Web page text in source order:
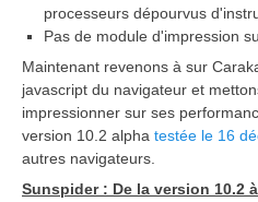
processeurs dépourvus
Pas de module d'impression
Maintenant revenons à sur
javascript du navigateur et
impressionner sur ses
version 10.2 alpha testée le 16
autres navigateurs.
Sunspider : De la version 10.2